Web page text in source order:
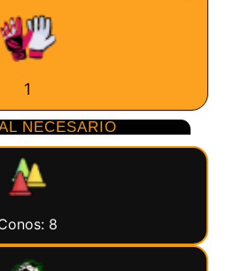
1
NECESARIO
8